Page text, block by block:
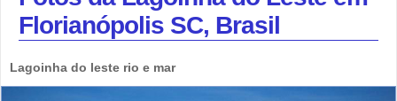
Florianópolis SC, Brasil
Lagoinha do leste rio e mar